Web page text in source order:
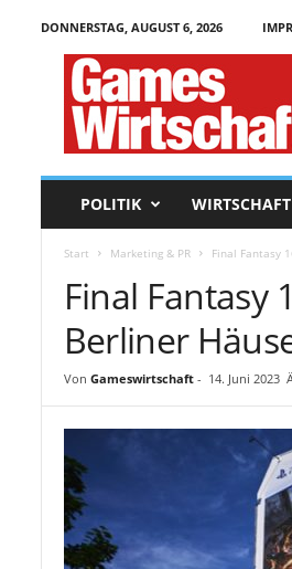
DONNERSTAG, AUGUST 6, 2026
POLITIK WIRTSCHAFT
Start Marketing & PR Final Fantasy
Final Fantasy
Berliner
Von Gameswirtschaft- 14. Juni 2023